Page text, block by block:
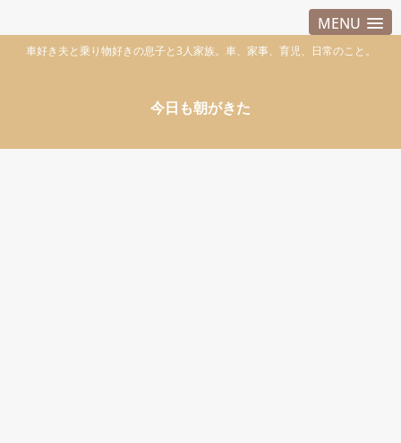
MENU
車好き夫と乗り物好きの息子と3人家族。車、家事、育児、日常のこと。
今日も朝がきた